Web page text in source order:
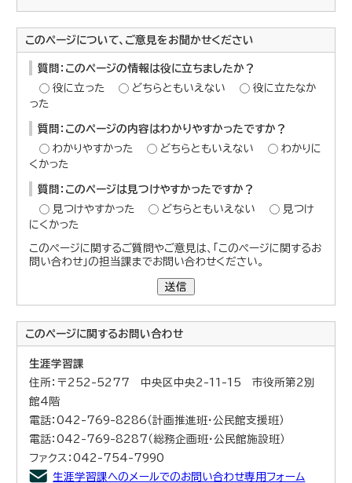
このページについて、ご意見をお聞かせください
質問：このページの情報は役に立ちましたか？
役に立った
どちらともいえない
役に立たなか
った
質問：このページの内容はわかりやすかったですか？
わかりやすかった
どちらともいえない
わかりに
くかった
質問：このページは見つけやすかったですか？
見つけやすかった
どちらともいえない
見つけ
にくかった
このページに関するご質問やご意見は、「このページに関するお
問い合わせ」の担当課までお問い合わせください。
送信
このページに関するお問い合わせ
生涯学習課
住所：〒252-5277 中央区中央2-11-15 市役所第2別
館4階
電話：042-769-8286（計画推進班・公民館支援班）
電話：042-769-8287（総務企画班・公民館施設班）
ファクス：042-754-7990
生涯学習課へのメールでのお問い合わせ専用フォーム